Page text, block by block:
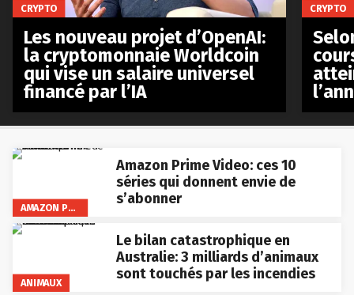
Amazon Prime Video: ces 10
séries qui donnent envie de
s’abonner
ANIMAUX
Le bilan catastrophique en
Australie: 3 milliards d’animaux
sont touchés par les incendies
CRYPTO
Les nouveau projet d’OpenAI:
la cryptomonnaie Worldcoin
qui vise un salaire universel
financé par l’IA
CRYPTO